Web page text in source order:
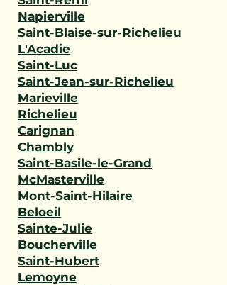
Napierville
Saint-Blaise-sur-Richelieu
L'Acadie
Saint-Luc
Saint-Jean-sur-Richelieu
Marieville
Richelieu
Carignan
Chambly
Saint-Basile-le-Grand
McMasterville
Mont-Saint-Hilaire
Beloeil
Sainte-Julie
Boucherville
Saint-Hubert
Lemoyne